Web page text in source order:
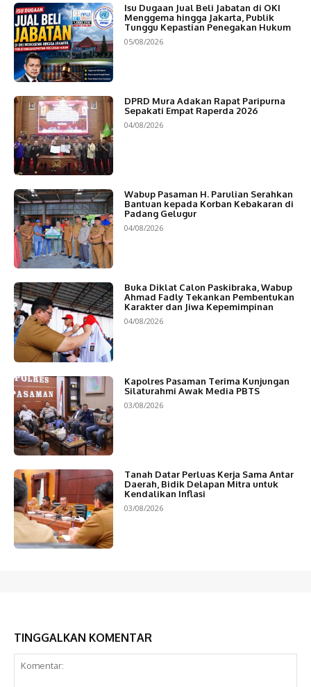
Isu Dugaan Jual Beli Jabatan di OKI
Menggema hingga Jakarta, Publik
Tunggu Kepastian Penegakan Hukum
05/08/2026
DPRD Mura Adakan Rapat Paripurna
Sepakati Empat Raperda 2026
04/08/2026
Wabup Pasaman H. Parulian Serahkan
Bantuan kepada Korban Kebakaran di
Padang Gelugur
04/08/2026
Buka Diklat Calon Paskibraka, Wabup
Ahmad Fadly Tekankan Pembentukan
Karakter dan Jiwa Kepemimpinan
04/08/2026
Kapolres Pasaman Terima Kunjungan
Silaturahmi Awak Media PBTS
03/08/2026
Tanah Datar Perluas Kerja Sama Antar
Daerah, Bidik Delapan Mitra untuk
Kendalikan Inflasi
03/08/2026
TINGGALKAN KOMENTAR